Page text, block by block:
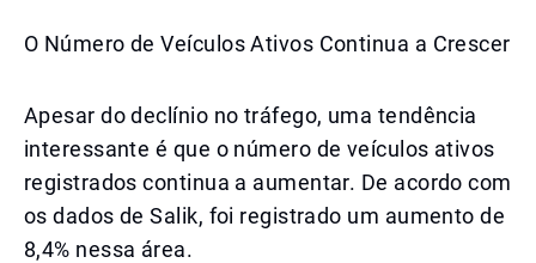
O Número de Veículos Ativos Continua a Crescer
Apesar do declínio no tráfego, uma tendência
interessante é que o número de veículos ativos
registrados continua a aumentar. De acordo com
os dados de Salik, foi registrado um aumento de
8,4% nessa área.